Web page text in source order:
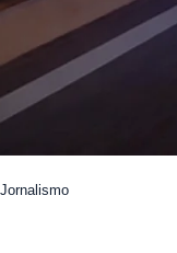
Jornalismo